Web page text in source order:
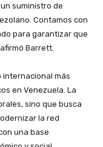
suministro de
Contamos con
para garantizar que
Barrett.
más
en Venezuela. La
sino que busca
la red
una base